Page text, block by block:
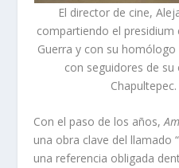
El director de cine,
compartiendo el presidium
Guerra y con su
con seguidores de su
Con el paso de los años,
una obra clave del llamado
una referencia obligada